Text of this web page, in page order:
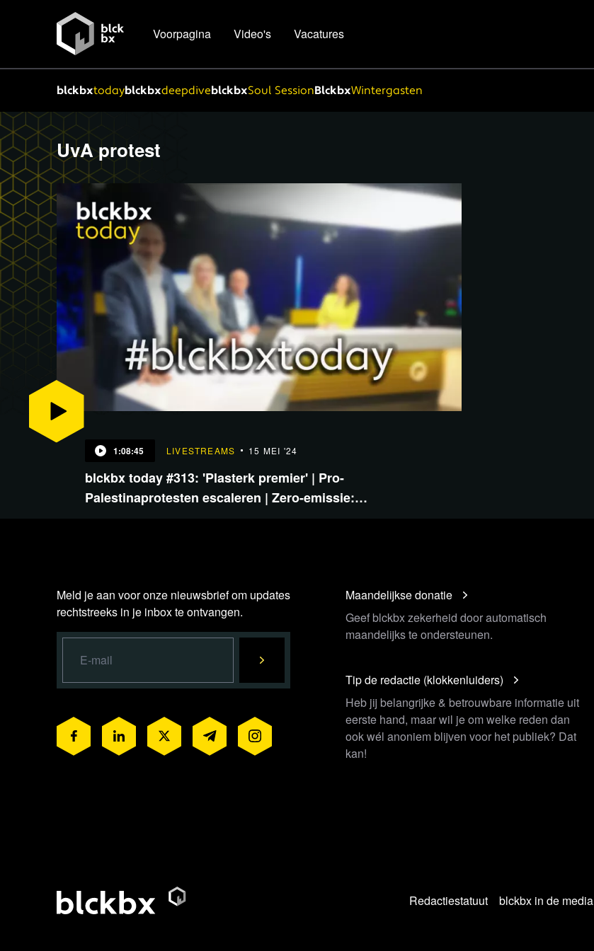
Voorpagina Video's Vacatures
blckbxtodayblckbxdeepdiveblckbxSoul SessionBlckbxWintergasten
UvA protest
1:08:45 LIVESTREAMS 15 MEI '24
blckbx today #313: 'Plasterk premier' | Pro-
Palestinaprotesten escaleren | Zero-emissie:…
Meld je aan voor onze nieuwsbrief om updates
rechtstreeks in je inbox te ontvangen.
Maandelijkse donatie
Geef blckbx zekerheid door automatisch
maandelijks te ondersteunen.
Tip de redactie (klokkenluiders)
Heb jij belangrijke & betrouwbare informatie uit
eerste hand, maar wil je om welke reden dan
ook wél anoniem blijven voor het publiek? Dat
kan!
Redactiestatuut blckbx in de media